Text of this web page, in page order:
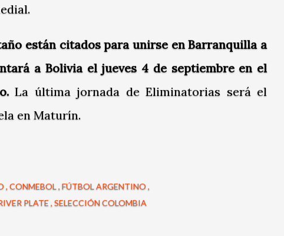
están citados para unirse en Barranquilla a
a Bolivia el jueves 4 de septiembre en el
La última jornada de Eliminatorias será el
en Maturín.
CONMEBOL FÚTBOL ARGENTINO
PLATE SELECCIÓN COLOMBIA